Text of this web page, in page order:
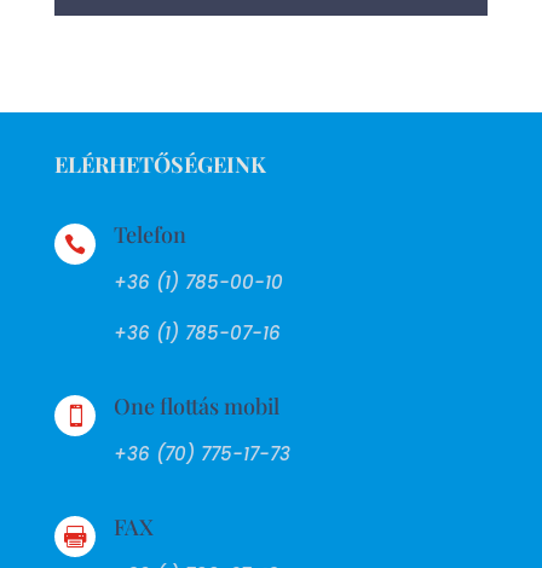
ELÉRHETŐSÉGEINK
 Telefon
+36 (1) 785-00-10
+36 (1) 785-07-16
 One flottás mobil
+36 (70) 775-17-73
 FAX